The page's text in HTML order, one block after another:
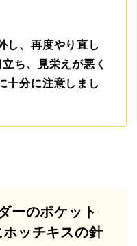
し、再度やり直し
ち、見栄えが悪く
十分に注意しまし
ーのポケット
ホッチキスの針